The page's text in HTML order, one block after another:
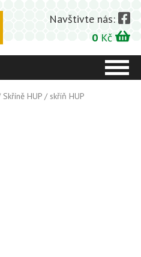
Navštivte nás:
0 Kč
Skříně HUP / skříň HUP